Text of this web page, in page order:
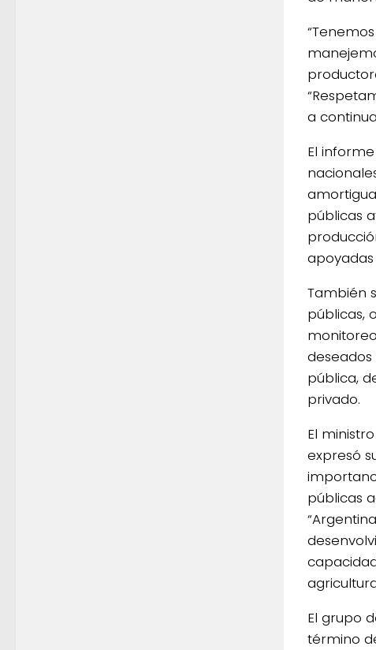
a
El
públicas
También
públicas,
pública,
privado.
El
expresó
públicas
El grupo
término